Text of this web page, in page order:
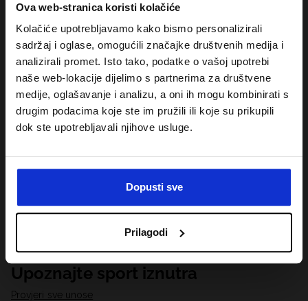
Ova web-stranica koristi kolačiće
Kolačiće upotrebljavamo kako bismo personalizirali
sadržaj i oglase, omogućili značajke društvenih medija i
analizirali promet. Isto tako, podatke o vašoj upotrebi
naše web-lokacije dijelimo s partnerima za društvene
medije, oglašavanje i analizu, a oni ih mogu kombinirati s
drugim podacima koje ste im pružili ili koje su prikupili
dok ste upotrebljavali njihove usluge.
Dopusti sve
Prilagodi
Upoznajte sport iznutra
Provjeri sve unose